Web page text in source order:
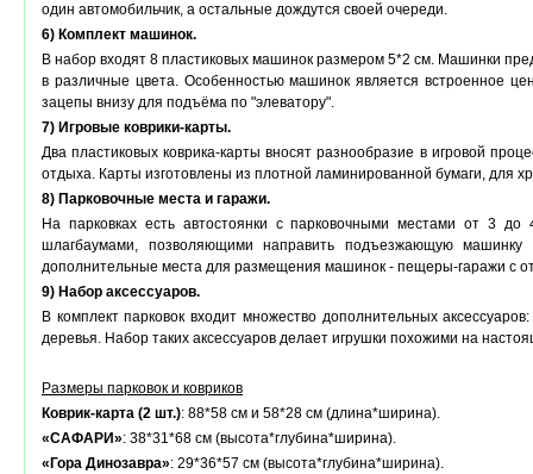
один автомобильчик, а остальные дождутся своей очереди.
6) Комплект машинок.
В набор входят 8 пластиковых машинок размером 5*2 см. Машинки
в различные цвета. Особенностью машинок является встроенное
зацепы внизу для подъёма по "элеватору".
7) Игровые коврики-карты.
Два пластиковых коврика-карты вносят разнообразие в игровой
отдыха. Карты изготовлены из плотной ламинированной бумаги, для
8) Парковочные места и гаражи.
На парковках есть автостоянки с парковочными местами от 3
шлагбаумами, позволяющими направить подъезжающую
дополнительные места для размещения машинок - пещеры-гаражи с
9) Набор аксессуаров.
В комплект парковок входит множество дополнительных
деревья. Набор таких аксессуаров делает игрушки похожими на
Размеры парковок и ковриков
Коврик-карта (2 шт.): 88*58 см и 58*28 см (длина*ширина).
«САФАРИ»: 38*31*68 см (высота*глубина*ширина).
«Гора Динозавра»: 29*36*57 см (высота*глубина*ширина).